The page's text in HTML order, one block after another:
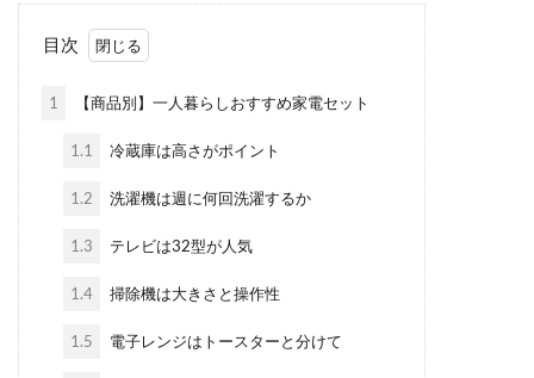
目次
1 【商品別】一人暮らしおすすめ家電セット
1.1 冷蔵庫は高さがポイント
1.2 洗濯機は週に何回洗濯するか
1.3 テレビは32型が人気
1.4 掃除機は大きさと操作性
1.5 電子レンジはトースターと分けて